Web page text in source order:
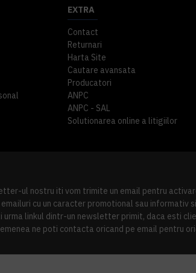
EXTRA
Contact
Returnari
Harta Site
Cautare avansata
Producatori
ANPC
ANPC - SAL
Solutionarea online a litigiilor
ul nostru iti vom trimite un email pentru
cu un caracter promotional sau informativ
urma linkul dintr-un newsletter primit, daca esti
ne poti contacta oricand pe email pentru